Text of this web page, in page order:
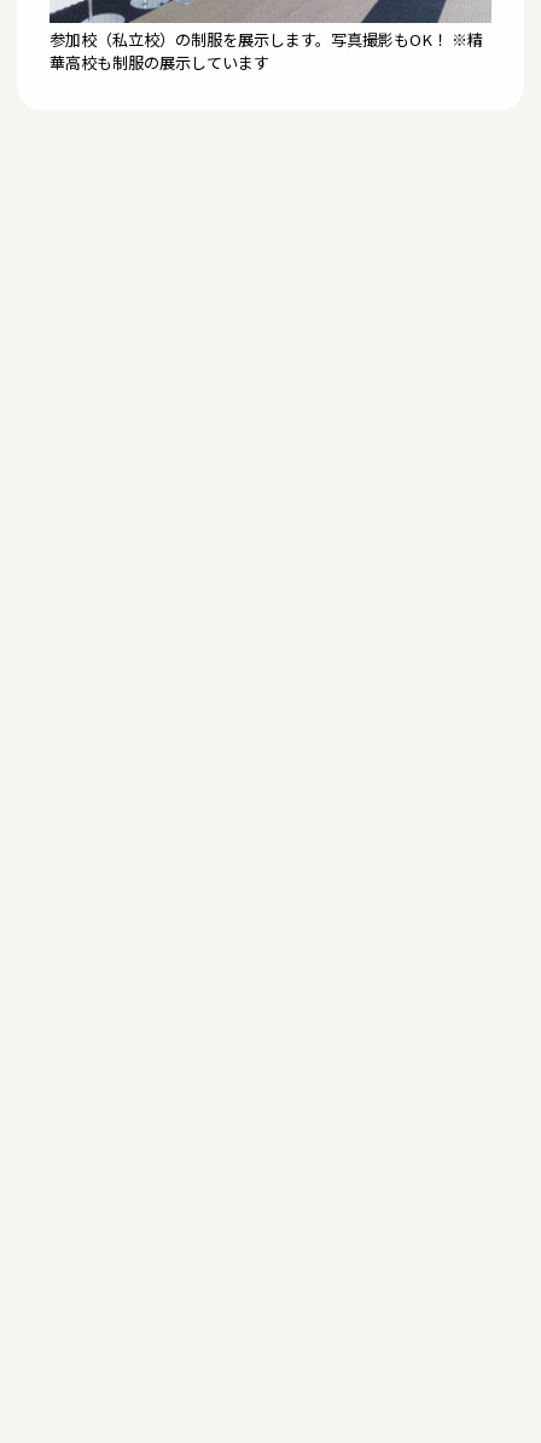
参加校（私立校）の制服を展示します。写真撮影もOK！ ※精
華高校も制服の展示しています